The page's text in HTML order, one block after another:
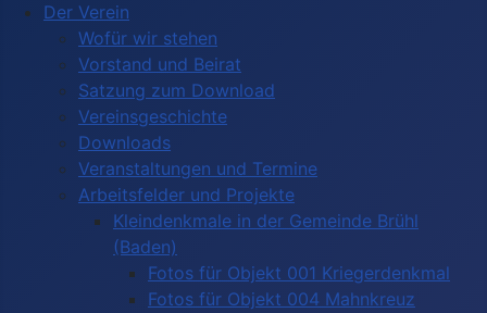
Der Verein
Wofür wir stehen
Vorstand und Beirat
Satzung zum Download
Vereinsgeschichte
Downloads
Veranstaltungen und Termine
Arbeitsfelder und Projekte
Kleindenkmale in der Gemeinde Brühl
(Baden)
Fotos für Objekt 001 Kriegerdenkmal
Fotos für Objekt 004 Mahnkreuz